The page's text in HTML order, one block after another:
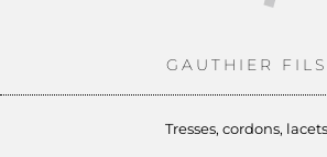
GAUTHIER FILS
Tresses, cordons, lacets